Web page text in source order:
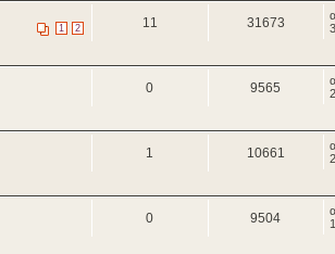
1 2 11 31673
0 9565
1 10661
0 9504